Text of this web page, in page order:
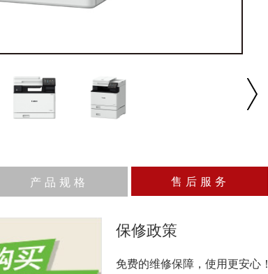
速度
产品规格 售后服务
保修政策
免费的维修保障，使用更安心！